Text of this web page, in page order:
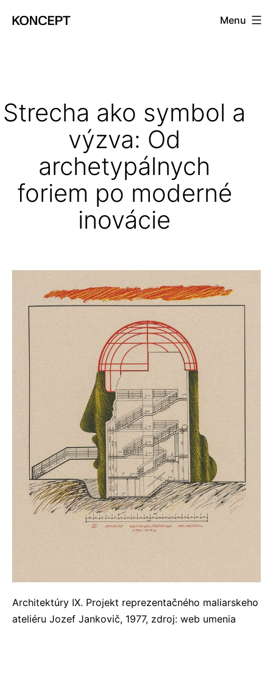
Menu
Strecha ako symbol a
výzva: Od
archetypálnych
foriem po moderné
inovácie
Architektúry IX. Projekt reprezentačného maliarskeho
ateliéru Jozef Jankovič, 1977, zdroj: web umenia